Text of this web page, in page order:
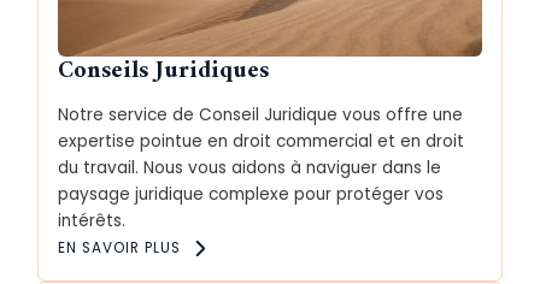
Conseils Juridiques
Notre service de Conseil Juridique vous offre une
expertise pointue en droit commercial et en droit
du travail. Nous vous aidons à naviguer dans le
paysage juridique complexe pour protéger vos
intérêts.
EN SAVOIR PLUS